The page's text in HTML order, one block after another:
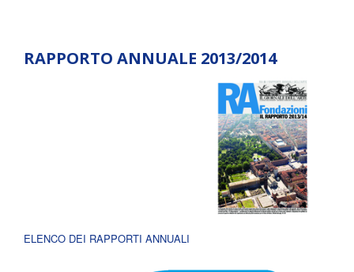
RAPPORTO ANNUALE 2013/2014
ELENCO DEI RAPPORTI ANNUALI